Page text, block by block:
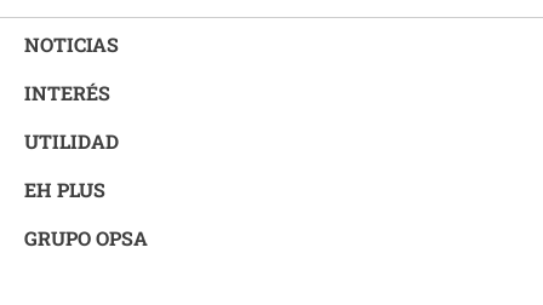
NOTICIAS
INTERÉS
UTILIDAD
EH PLUS
GRUPO OPSA